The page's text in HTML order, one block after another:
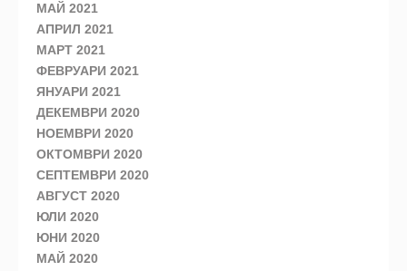
МАЙ 2021
АПРИЛ 2021
МАРТ 2021
ФЕВРУАРИ 2021
ЯНУАРИ 2021
ДЕКЕМВРИ 2020
НОЕМВРИ 2020
ОКТОМВРИ 2020
СЕПТЕМВРИ 2020
АВГУСТ 2020
ЮЛИ 2020
ЮНИ 2020
МАЙ 2020